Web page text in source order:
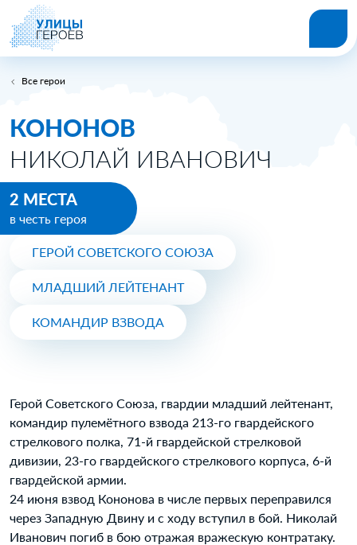
Все герои
КОНОНОВ
НИКОЛАЙ ИВАНОВИЧ
2 МЕСТА
в честь героя
ГЕРОЙ СОВЕТСКОГО СОЮЗА
МЛАДШИЙ ЛЕЙТЕНАНТ
КОМАНДИР ВЗВОДА
Герой Советского Союза, гвардии младший лейтенант,
командир пулемётного взвода 213-го гвардейского
стрелкового полка, 71-й гвардейской стрелковой
дивизии, 23-го гвардейского стрелкового корпуса, 6-й
гвардейской армии.
24 июня взвод Кононова в числе первых переправился
через Западную Двину и с ходу вступил в бой. Николай
Иванович погиб в бою отражая вражескую контратаку.